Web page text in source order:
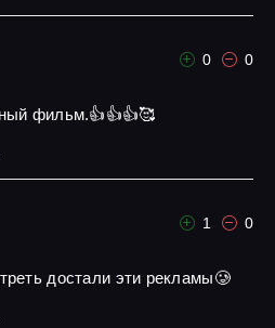
0 0
фильм.👍👍👍🥰
1 0
достали эти рекламы🥲